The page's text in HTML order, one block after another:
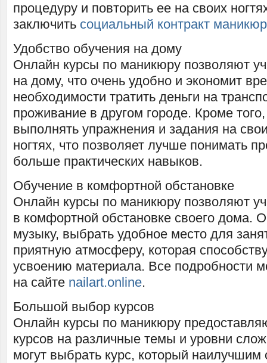
процедуру и повторить ее на своих
заключить социальный контракт маникюр
Удобство обучения на дому
Онлайн курсы по маникюру позволяют
на дому, что очень удобно и экономит
необходимости тратить деньги на
проживание в другом городе. Кроме
выполнять упражнения и задания на
ногтях, что позволяет лучше понимать
больше практических навыков.
Обучение в комфортной обстановке
Онлайн курсы по маникюру позволяют
в комфортной обстановке своего дома.
музыку, выбрать удобное место для
приятную атмосферу, которая
усвоению материала. Все подробности
на сайте nailart.online.
Большой выбор курсов
Онлайн курсы по маникюру
курсов на различные темы и уровни
могут выбрать курс, который наилучшим